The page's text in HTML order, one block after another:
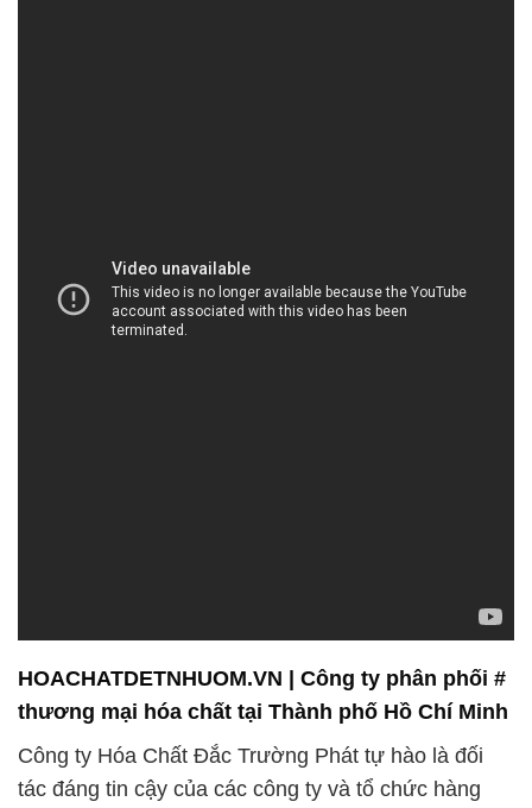
Công ty Hóa Chất Đắc Trường Phát tự hào là đối
tác đáng tin cậy của các công ty và tổ chức hàng
đầu trên thị trường. Chúng tôi không chỉ là nhà cung
cấp hóa chất mà còn là đối tác chiến lược, mang
đến những giải pháp hiệu quả nhất cho khách hàng.
Với mục tiêu chính là đem lại giải pháp hóa chất